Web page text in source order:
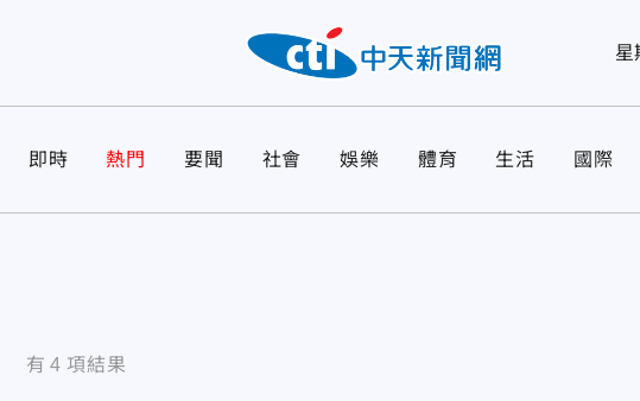
星
即時 熱門 要聞 社會 娛樂 體育 生活 國際
有 4 項結果